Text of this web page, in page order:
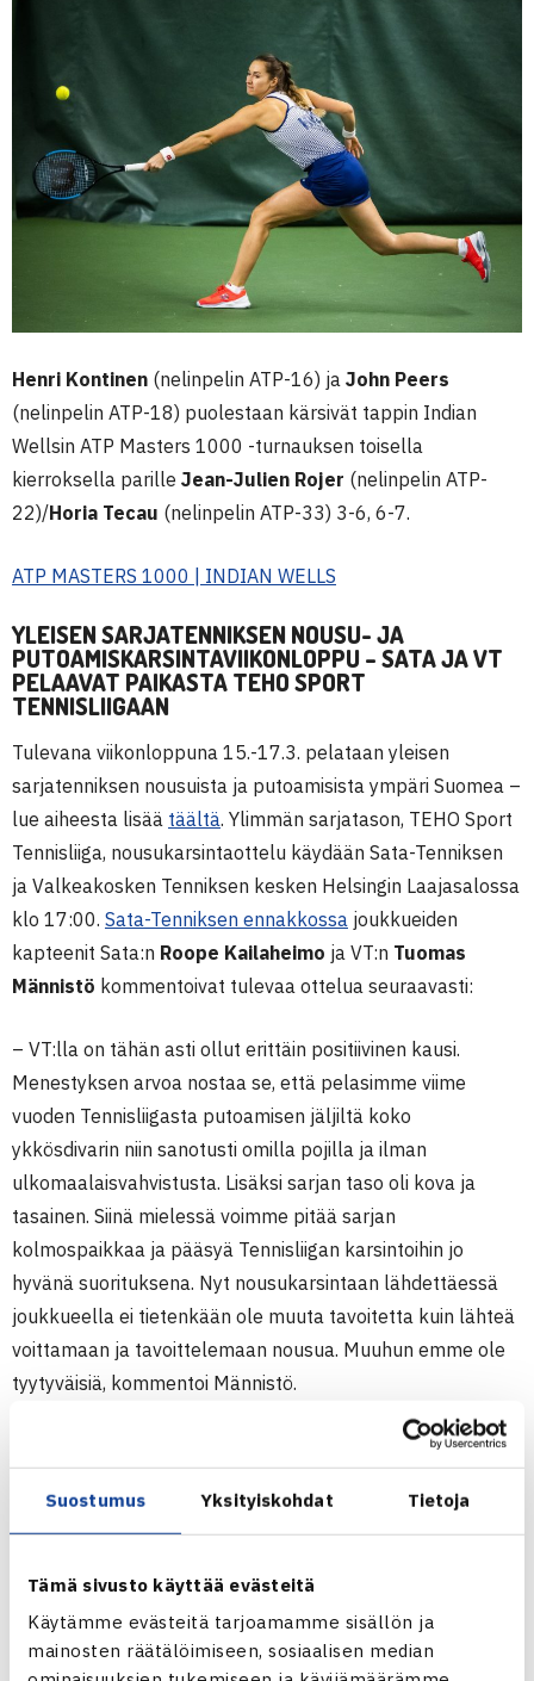
Suostumus Yksityiskohdat Tietoja
Tämä sivusto käyttää evästeitä
Käytämme evästeitä tarjoamamme sisällön ja
mainosten räätälöimiseen, sosiaalisen median
Henri Kontinen (nelinpelin ATP-16) ja John Peers
(nelinpelin ATP-18) puolestaan kärsivät tappin Indian
Wellsin ATP Masters 1000 -turnauksen toisella
kierroksella parille Jean-Julien Rojer (nelinpelin ATP-
22)/Horia Tecau (nelinpelin ATP-33) 3-6, 6-7.
ATP MASTERS 1000 | INDIAN WELLS
YLEISEN SARJATENNIKSEN NOUSU- JA
PUTOAMISKARSINTAVIIKONLOPPU – SATA JA VT
PELAAVAT PAIKASTA TEHO SPORT
TENNISLIIGAAN
Tulevana viikonloppuna 15.-17.3. pelataan yleisen
sarjatenniksen nousuista ja putoamisista ympäri Suomea –
lue aiheesta lisää täältä. Ylimmän sarjatason, TEHO Sport
Tennisliiga, nousukarsintaottelu käydään Sata-Tenniksen
ja Valkeakosken Tenniksen kesken Helsingin Laajasalossa
klo 17:00. Sata-Tenniksen ennakkossa joukkueiden
kapteenit Sata:n Roope Kailaheimo ja VT:n Tuomas
Männistö kommentoivat tulevaa ottelua seuraavasti:
– VT:lla on tähän asti ollut erittäin positiivinen kausi.
Menestyksen arvoa nostaa se, että pelasimme viime
vuoden Tennisliigasta putoamisen jäljiltä koko
ykkösdivarin niin sanotusti omilla pojilla ja ilman
ulkomaalaisvahvistusta. Lisäksi sarjan taso oli kova ja
tasainen. Siinä mielessä voimme pitää sarjan
kolmospaikkaa ja pääsyä Tennisliigan karsintoihin jo
hyvänä suorituksena. Nyt nousukarsintaan lähdettäessä
joukkueella ei tietenkään ole muuta tavoitetta kuin lähteä
voittamaan ja tavoittelemaan nousua. Muuhun emme ole
tyytyväisiä, kommentoi Männistö.
hieno mahdollisuus päättää talvi onnistumiseen kotiyleisön
alkukauden jälkeen olemme pelanneet omia henkisiä
karsintoja jo pidemmän aikaa. Tilanne ei siinä mielessä ole
uusi kenellekään meistä. Olemme varmasti valmiita ja